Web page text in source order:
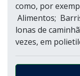
como, por
Alimentos;
lonas de
vezes, em